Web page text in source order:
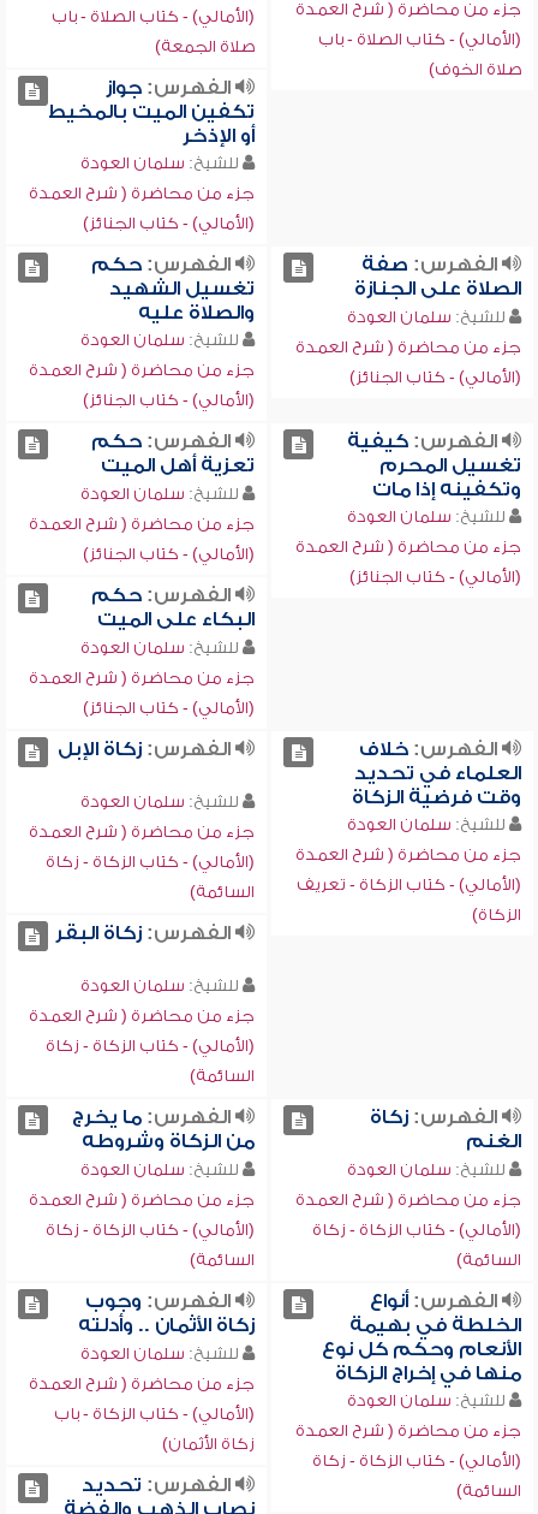
جزء من محاضرة ( شرح العمدة
(الأمالي) - كتاب الصلاة - باب
صلاة الخوف)
(الأمالي) - كتاب الصلاة - باب
صلاة الجمعة)
الفهرس:جواز
تكفين الميت بالمخيط
أو الإذخر
للشيخ: سلمان العودة
جزء من محاضرة ( شرح العمدة
(الأمالي) - كتاب الجنائز)
الفهرس: صفة
الصلاة على الجنازة
للشيخ: سلمان العودة
جزء من محاضرة ( شرح العمدة
(الأمالي) - كتاب الجنائز)
الفهرس:حكم
تغسيل الشهيد
والصلاة عليه
للشيخ: سلمان العودة
جزء من محاضرة ( شرح العمدة
(الأمالي) - كتاب الجنائز)
الفهرس:كيفية
تغسيل المحرم
وتكفينه إذا مات
للشيخ: سلمان العودة
جزء من محاضرة ( شرح العمدة
(الأمالي) - كتاب الجنائز)
الفهرس:حكم
تعزية أهل الميت
للشيخ: سلمان العودة
جزء من محاضرة ( شرح العمدة
(الأمالي) - كتاب الجنائز)
الفهرس:حكم
البكاء على الميت
للشيخ: سلمان العودة
جزء من محاضرة ( شرح العمدة
(الأمالي) - كتاب الجنائز)
الفهرس:خلاف
العلماء في تحديد
وقت فرضية الزكاة
للشيخ: سلمان العودة
جزء من محاضرة ( شرح العمدة
(الأمالي) - كتاب الزكاة - تعريف
الزكاة)
الفهرس:زكاة الإبل
للشيخ: سلمان العودة
جزء من محاضرة ( شرح العمدة
(الأمالي) - كتاب الزكاة - زكاة
السائمة)
الفهرس:زكاة البقر
للشيخ: سلمان العودة
جزء من محاضرة ( شرح العمدة
(الأمالي) - كتاب الزكاة - زكاة
السائمة)
الفهرس:زكاة
الغنم
للشيخ: سلمان العودة
جزء من محاضرة ( شرح العمدة
(الأمالي) - كتاب الزكاة - زكاة
السائمة)
الفهرس:ما يخرج
من الزكاة وشروطه
للشيخ: سلمان العودة
جزء من محاضرة ( شرح العمدة
(الأمالي) - كتاب الزكاة - زكاة
السائمة)
الفهرس:أنواع
الخلطة في بهيمة
الأنعام وحكم كل نوع
منها في إخراج الزكاة
للشيخ: سلمان العودة
جزء من محاضرة ( شرح العمدة
(الأمالي) - كتاب الزكاة - زكاة
السائمة)
الفهرس: وجوب
زكاة الأثمان .. وأدلته
للشيخ: سلمان العودة
جزء من محاضرة ( شرح العمدة
(الأمالي) - كتاب الزكاة - باب
زكاة الأثمان)
الفهرس: تحديد
نصاب الذهب والفضة